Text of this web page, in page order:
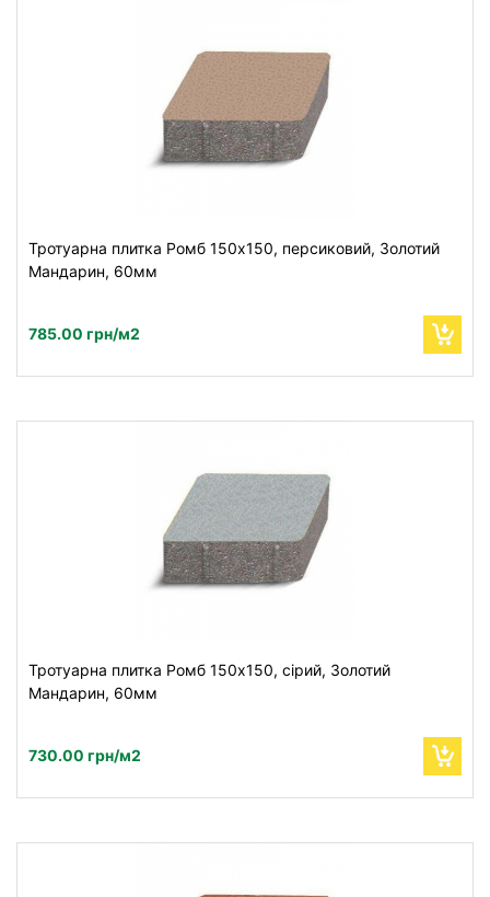
Тротуарна плитка Ромб 150х150, персиковий, Золотий
Мандарин, 60мм
785.00 грн/м2
Тротуарна плитка Ромб 150х150, сірий, Золотий
Мандарин, 60мм
730.00 грн/м2